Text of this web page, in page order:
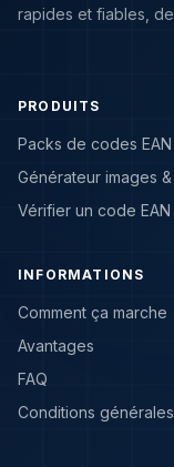
rapides et fiables,
PRODUITS
Packs de codes EAN
Générateur images
Vérifier un code EAN
INFORMATIONS
Comment ça marche
Avantages
FAQ
Conditions générales